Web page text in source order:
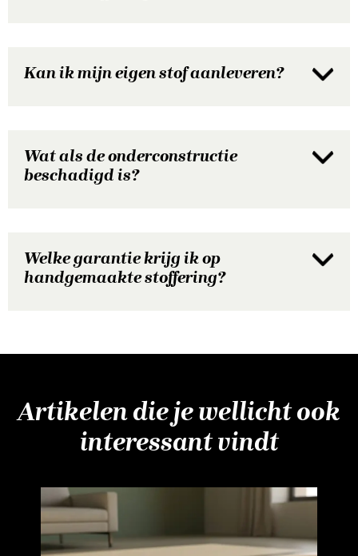
Kan ik mijn eigen stof aanleveren?
Wat als de onderconstructie
beschadigd is?
Welke garantie krijg ik op
handgemaakte stoffering?
Artikelen die je wellicht ook
interessant vindt